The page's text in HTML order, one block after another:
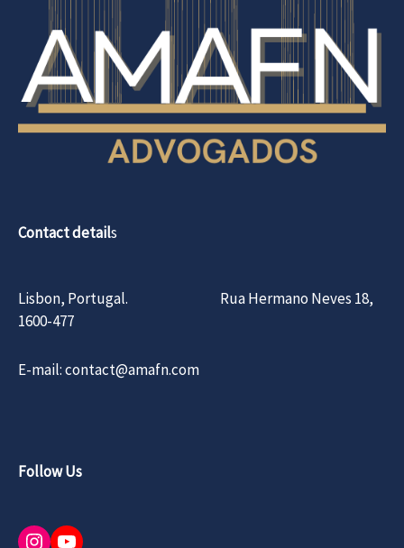
Contact details
Lisbon, Portugal. Rua Hermano Neves 18,
1600-477
E-mail: contact@amafn.com
Follow Us